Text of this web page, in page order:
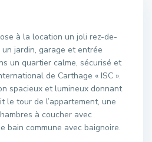
à la location un joli rez-de-
jardin, garage et entrée
un quartier calme, sécurisé et
de Carthage « ISC ».
spacieux et lumineux donnant
le tour de l’appartement, une
à coucher avec
bain commune avec baignoire.